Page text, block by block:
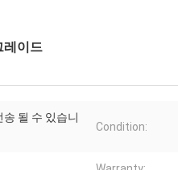
레이드
될 수 있습니
Condition: